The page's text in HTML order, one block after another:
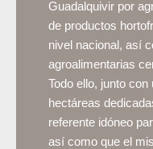
Guadalquivir por
de productos
nivel nacional, así
agroalimentarias
Todo ello, junto
hectáreas
referente idóneo
así como que el